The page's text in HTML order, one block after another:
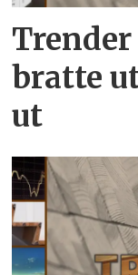
Trender
bratte
ut